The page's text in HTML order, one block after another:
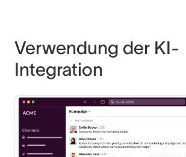
Verwendung der KI-
Integration